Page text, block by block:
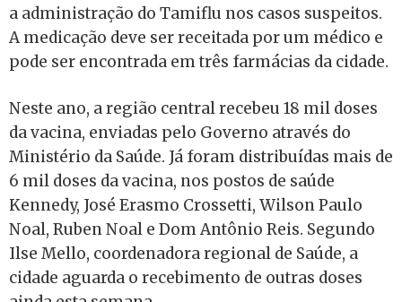
a administração do Tamiflu nos casos suspeitos.
A medicação deve ser receitada por um médico e
pode ser encontrada em três farmácias da cidade.
Neste ano, a região central recebeu 18 mil doses
da vacina, enviadas pelo Governo através do
Ministério da Saúde. Já foram distribuídas mais de
6 mil doses da vacina, nos postos de saúde
Kennedy, José Erasmo Crossetti, Wilson Paulo
Noal, Ruben Noal e Dom Antônio Reis. Segundo
Ilse Mello, coordenadora regional de Saúde, a
cidade aguarda o recebimento de outras doses